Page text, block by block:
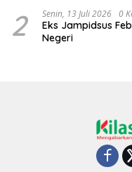
2 Senin, 13 Juli 2026 0
Eks Jampidsus
Negeri